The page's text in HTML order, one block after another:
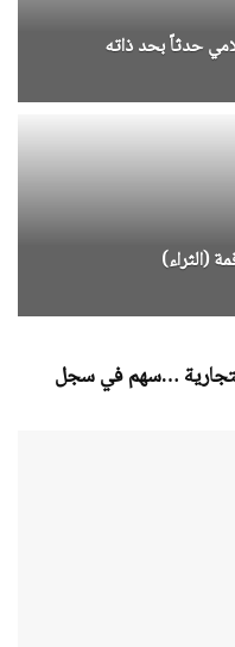
حدثاً بحد ذاته
(الثراء)
التجارية …سهم في سجل